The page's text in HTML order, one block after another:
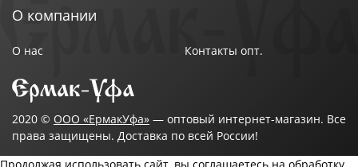
О компании
О нас Контакты опт.
2020 © ООО «ЕрмакУфа» — оптовый интернет-магазин. Все
права защищены. Доставка по всей России!